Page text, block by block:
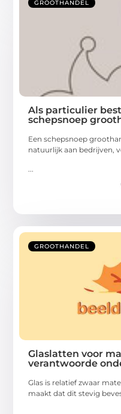
GROOTHANDEL
Als particulier
schepsnoep
Een schepsnoep
natuurlijk aan bedrijven,
...
GROOTHANDEL
Glaslatten voor
verantwoorde
Glas is relatief zwaar
maakt dat dit stevig